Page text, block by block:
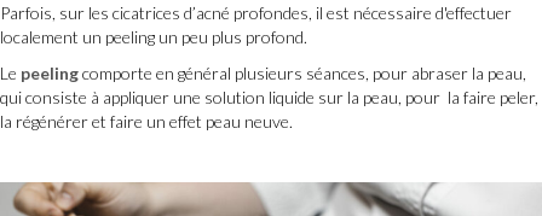
Parfois, sur les cicatrices d’acné profondes, il est nécessaire d'effectuer
localement un peeling un peu plus profond.
Le peelingcomporte en général plusieurs séances, pour abraser la peau,
qui consiste à appliquer une solution liquide sur la peau, pour la faire peler,
la régénérer et faire un effet peau neuve.